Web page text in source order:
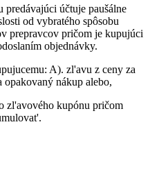
predávajúci účtuje paušálne
od vybratého spôsobu
prepravcov pričom je kupujúci
objednávky.
A). zl'avu z ceny za
opakovaný nákup alebo,
zl'avového kupónu pričom